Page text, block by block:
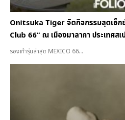
Onitsuka Tiger จัดกิจกรรมสุดเอ็
Club 66” ณ เมืองมาลากา ประเทศสเ
รองเท้ารุ่นล่าสุด MEXICO 66...